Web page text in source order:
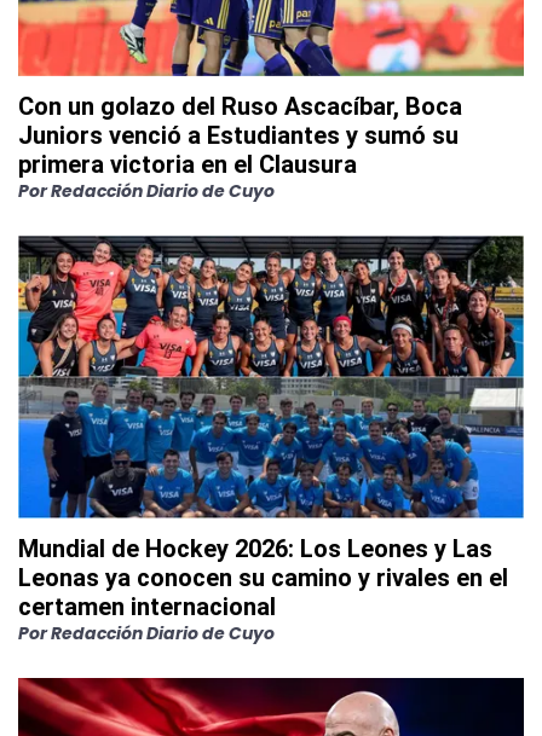
Con un golazo del Ruso Ascacíbar, Boca
Juniors venció a Estudiantes y sumó su
primera victoria en el Clausura
PorRedacción Diario de Cuyo
Mundial de Hockey 2026: Los Leones y Las
Leonas ya conocen su camino y rivales en el
certamen internacional
PorRedacción Diario de Cuyo